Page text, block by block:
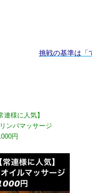
挑戦の基準は「
連様に人気】
ンパマッサージ
円